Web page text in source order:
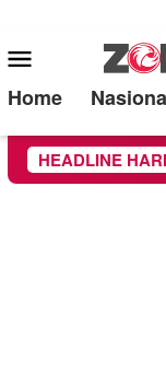
Mobile
Menu
Home
HEADLINE
Chandra